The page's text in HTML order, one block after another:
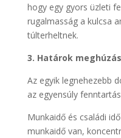
hogy egy gyors üzleti
rugalmasság a kulcsa
túlterheltnek.
3. Határok
Az egyik legnehezebb
az egyensúly
Munkaidő és családi
munkaidő van,